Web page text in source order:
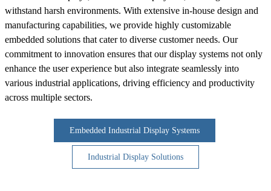
withstand harsh environments. With extensive in-house design and
manufacturing capabilities, we provide highly customizable
embedded solutions that cater to diverse customer needs. Our
commitment to innovation ensures that our display systems not only
enhance the user experience but also integrate seamlessly into
various industrial applications, driving efficiency and productivity
across multiple sectors.
Embedded Industrial Display Systems
Industrial Display Solutions